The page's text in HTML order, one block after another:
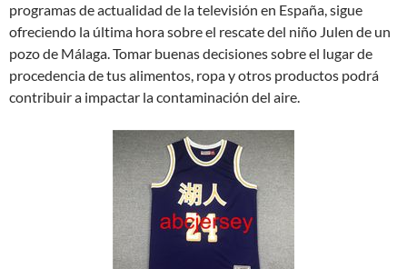
programas de actualidad de la televisión en España, sigue
ofreciendo la última hora sobre el rescate del niño Julen de un
pozo de Málaga. Tomar buenas decisiones sobre el lugar de
procedencia de tus alimentos, ropa y otros productos podrá
contribuir a impactar la contaminación del aire.